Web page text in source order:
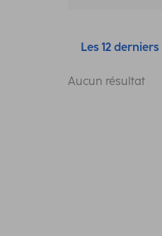
Les 12
Aucun résultat